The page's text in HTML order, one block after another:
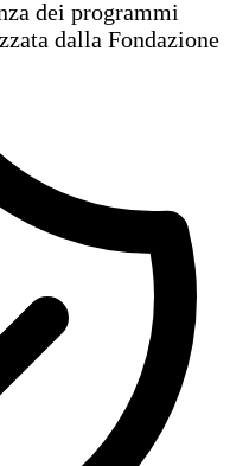
dei programmi
dalla Fondazione